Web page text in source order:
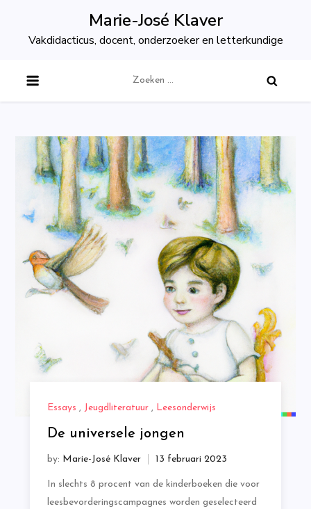
content
Marie-José Klaver
Vakdidacticus, docent, onderzoeker en letterkundige
naar:
Essays , Jeugdliteratuur, Leesonderwijs
De universele jongen
by: Marie-José Klaver
In slechts 8 procent van de kinderboeken die voor
leesbevorderingscampagnes worden geselecteerd